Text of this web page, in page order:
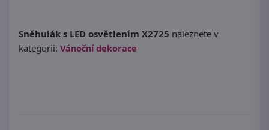
Sněhulák s LED osvětlením X2725 naleznete v
kategorii: Vánoční dekorace